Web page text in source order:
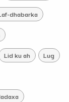
dhabarka
Lid ku ah Lug